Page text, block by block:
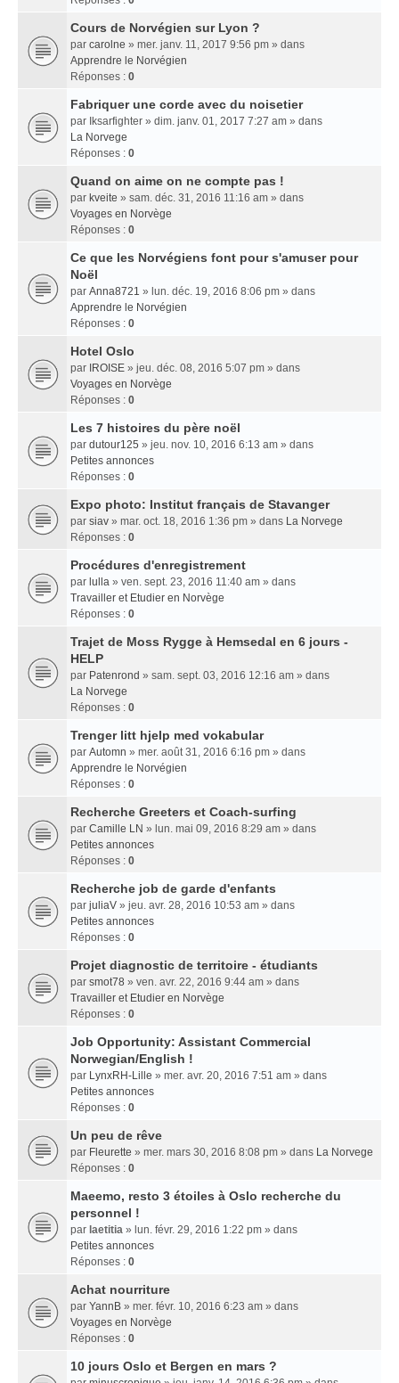
Cours de Norvégien sur Lyon ?
par carolne » mer. janv. 11, 2017 9:56 pm » dans
Apprendre le Norvégien
Réponses : 0
Fabriquer une corde avec du noisetier
par Iksarfighter » dim. janv. 01, 2017 7:27 am » dans
La Norvege
Réponses : 0
Quand on aime on ne compte pas !
par kveite » sam. déc. 31, 2016 11:16 am » dans
Voyages en Norvège
Réponses : 0
Ce que les Norvégiens font pour s'amuser pour
Noël
par Anna8721 » lun. déc. 19, 2016 8:06 pm » dans
Apprendre le Norvégien
Réponses : 0
Hotel Oslo
par IROISE » jeu. déc. 08, 2016 5:07 pm » dans
Voyages en Norvège
Réponses : 0
Les 7 histoires du père noël
par dutour125 » jeu. nov. 10, 2016 6:13 am » dans
Petites annonces
Réponses : 0
Expo photo: Institut français de Stavanger
par siav » mar. oct. 18, 2016 1:36 pm » dans La Norvege
Réponses : 0
Procédures d'enregistrement
par lulla » ven. sept. 23, 2016 11:40 am » dans
Travailler et Etudier en Norvège
Réponses : 0
Trajet de Moss Rygge à Hemsedal en 6 jours -
HELP
par Patenrond » sam. sept. 03, 2016 12:16 am » dans
La Norvege
Réponses : 0
Trenger litt hjelp med vokabular
par Automn » mer. août 31, 2016 6:16 pm » dans
Apprendre le Norvégien
Réponses : 0
Recherche Greeters et Coach-surfing
par Camille LN » lun. mai 09, 2016 8:29 am » dans
Petites annonces
Réponses : 0
Recherche job de garde d'enfants
par juliaV » jeu. avr. 28, 2016 10:53 am » dans
Petites annonces
Réponses : 0
Projet diagnostic de territoire - étudiants
par smot78 » ven. avr. 22, 2016 9:44 am » dans
Travailler et Etudier en Norvège
Réponses : 0
Job Opportunity: Assistant Commercial
Norwegian/English !
par LynxRH-Lille » mer. avr. 20, 2016 7:51 am » dans
Petites annonces
Réponses : 0
Un peu de rêve
par Fleurette » mer. mars 30, 2016 8:08 pm » dans La Norvege
Réponses : 0
Maeemo, resto 3 étoiles à Oslo recherche du
personnel !
par laetitia » lun. févr. 29, 2016 1:22 pm » dans
Petites annonces
Réponses : 0
Achat nourriture
par YannB » mer. févr. 10, 2016 6:23 am » dans
Voyages en Norvège
Réponses : 0
10 jours Oslo et Bergen en mars ?